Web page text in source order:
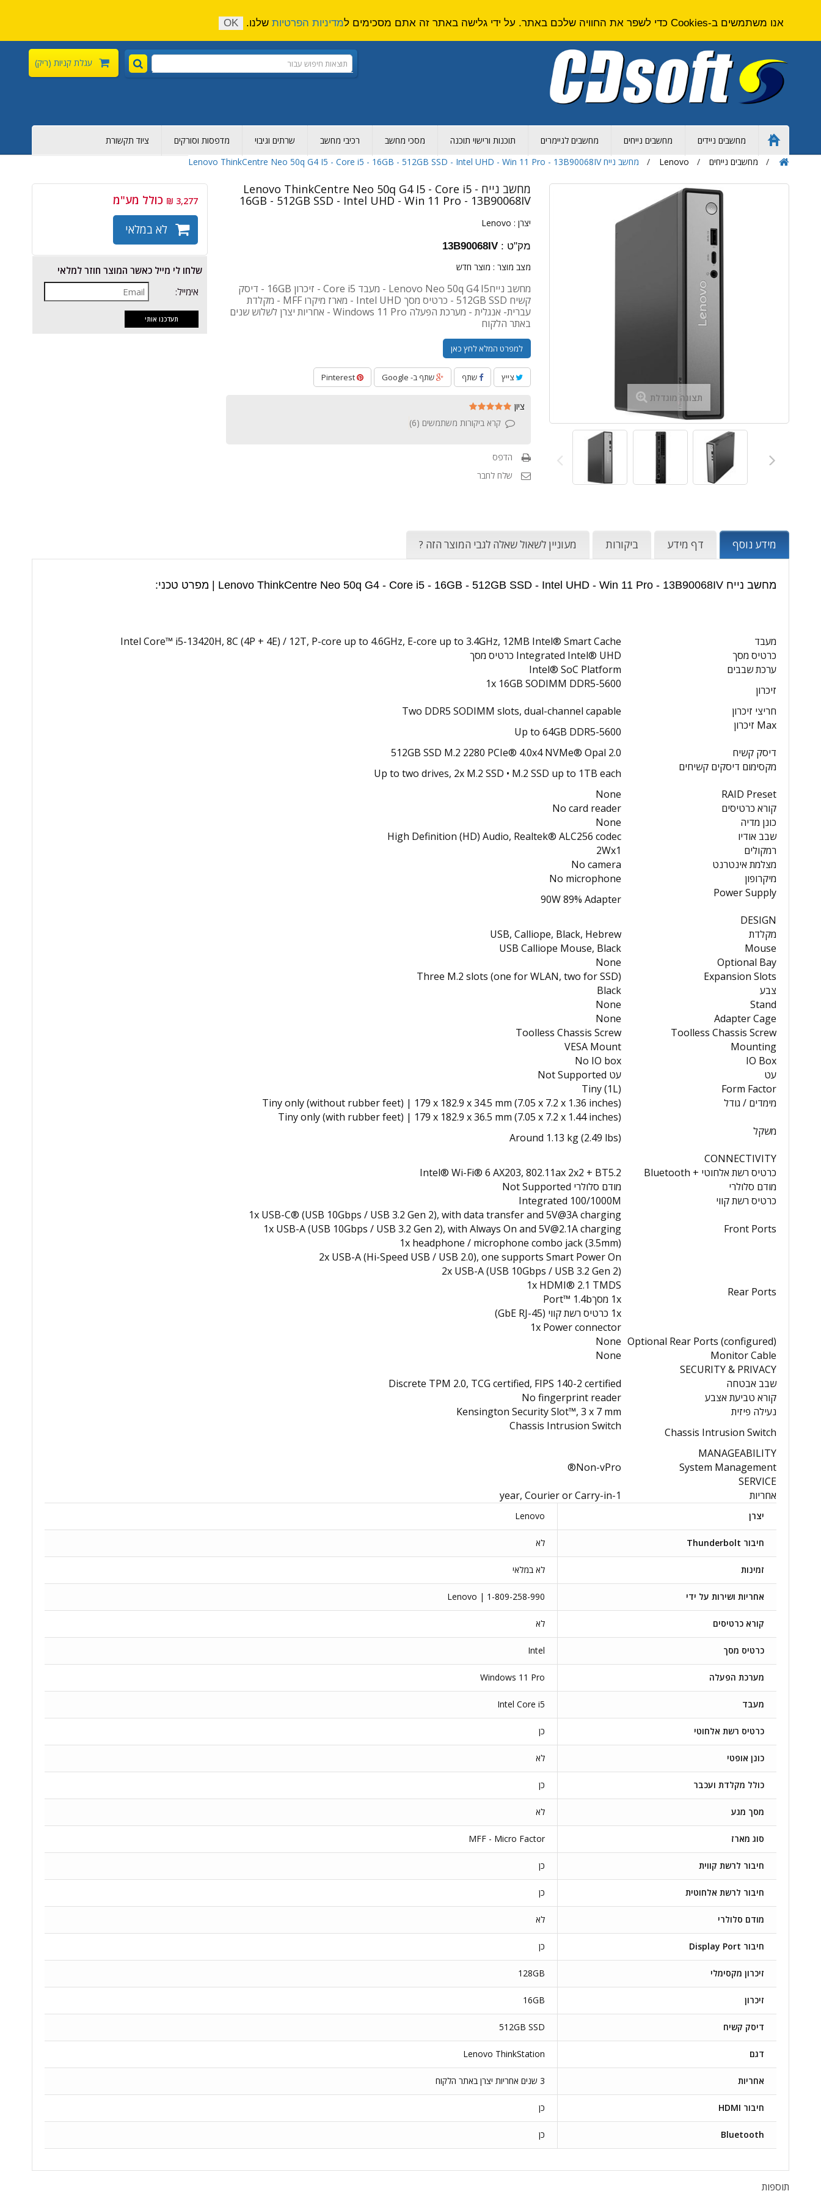
עגלת קניות (ריק)
Home
Page
מחשבים ניידים מחשבים נייחים מחשבים לגיימרים תוכנות ורישוי תוכנה מסכי מחשב רכיבי מחשב שרתים וגיבוי מדפסות וסורקים
ציוד תקשורת
מחשבים נייחים
Lenovo מחשב נייח Lenovo ThinkCentre Neo 50q G4 I5 - Core i5 - 16GB - 512GB SSD - Intel UHD - Win 11 Pro - 13B90068IV
תצוגה מוגדלת
מחשב נייח Lenovo ThinkCentre Neo 50q G4 I5 - Core i5 -
16GB - 512GB SSD - Intel UHD - Win 11 Pro - 13B90068IV
יצרן : Lenovo
מק"ט : 13B90068IV
מצב מוצר : מוצר חדש
מחשב נייחLenovo Neo 50q G4 I5 - מעבד Core i5 - זיכרון 16GB - דיסק
קשיח 512GB SSD - כרטיס מסך Intel UHD - מארז מיקרו MFF - מקלדת
עברית- אנגלית - מערכת הפעלה Windows 11 Pro - אחריות יצרן לשלוש שנים
באתר הלקוח
למפרט המלא לחץ כאן
צייץ שתף שתף ב- Google Pinterest
ציון
קרא ביקורות משתמשים (6
)
הדפס
שלח לחבר
3,277 ₪
כולל מע"מ
לא במלאי
שלחו לי מייל כאשר המוצר חוזר למלאי
אימייל:
מידע נוסף דף מידע ביקורות מעוניין לשאול שאלה לגבי המוצר הזה ?
מחשב נייח Lenovo ThinkCentre Neo 50q G4 - Core i5 - 16GB - 512GB SSD - Intel UHD - Win 11 Pro - 13B90068IV | מפרט טכני:
מעבד
Intel Core™ i5-13420H, 8C (4P + 4E) / 12T, P-core up to 4.6GHz, E-core up to 3.4GHz, 12MB Intel® Smart Cache
כרטיס מסך
Integrated Intel® UHD כרטיס מסך
ערכת שבבים
Intel® SoC Platform
זיכרון
1x 16GB SODIMM DDR5-5600
חריצי זיכרון
Two DDR5 SODIMM slots, dual-channel capable
Max זיכרון
Up to 64GB DDR5-5600
דיסק קשיח
512GB SSD M.2 2280 PCIe® 4.0x4 NVMe® Opal 2.0
מקסימום דיסקים קשיחים
Up to two drives, 2x M.2 SSD • M.2 SSD up to 1TB each
RAID Preset
None
קורא כרטיסים
No card reader
כונן מדיה
None
שבב אודיו
High Definition (HD) Audio, Realtek® ALC256 codec
רמקולים
2Wx1
מצלמת אינטרנט
No camera
מיקרופון
No microphone
Power Supply
90W 89% Adapter
DESIGN
מקלדת
USB, Calliope, Black, Hebrew
Mouse
USB Calliope Mouse, Black
Optional Bay
None
Expansion Slots
Three M.2 slots (one for WLAN, two for SSD)
צבע
Black
Stand
None
Adapter Cage
None
Toolless Chassis Screw
Toolless Chassis Screw
Mounting
VESA Mount
IO Box
No IO box
עט
עט Not Supported
Form Factor
Tiny (1L)
מימדים / גודל
Tiny only (without rubber feet) | 179 x 182.9 x 34.5 mm (7.05 x 7.2 x 1.36 inches)
Tiny only (with rubber feet) | 179 x 182.9 x 36.5 mm (7.05 x 7.2 x 1.44 inches)
משקל
Around 1.13 kg (2.49 lbs)
CONNECTIVITY
כרטיס רשת אלחוטי + Bluetooth
Intel® Wi-Fi® 6 AX203, 802.11ax 2x2 + BT5.2
מודם סלולרי
מודם סלולרי Not Supported
כרטיס רשת קווי
Integrated 100/1000M
Front Ports
1x USB-C® (USB 10Gbps / USB 3.2 Gen 2), with data transfer and 5V@3A charging
1x USB-A (USB 10Gbps / USB 3.2 Gen 2), with Always On and 5V@2.1A charging
1x headphone / microphone combo jack (3.5mm)
Rear Ports
2x USB-A (Hi-Speed USB / USB 2.0), one supports Smart Power On
2x USB-A (USB 10Gbps / USB 3.2 Gen 2)
1x HDMI® 2.1 TMDS
1x מסךPort™ 1.4b
1x כרטיס רשת קווי (GbE RJ-45)
1x Power connector
Optional Rear Ports (configured)
None
Monitor Cable
None
SECURITY & PRIVACY
שבב אבטחה
Discrete TPM 2.0, TCG certified, FIPS 140-2 certified
קורא טביעת אצבע
No fingerprint reader
נעילה פיזית
Kensington Security Slot™, 3 x 7 mm
Chassis Intrusion Switch
Chassis Intrusion Switch
MANAGEABILITY
System Management
Non-vPro®
SERVICE
אחריות
1-year, Courier or Carry-in
יצרן Lenovo
חיבור Thunderbolt לא
זמינות לא במלאי
אחריות ושירות על ידי Lenovo | 1-809-258-990
קורא כרטיסים לא
כרטיס מסך Intel
מערכת הפעלה Windows 11 Pro
מעבד Intel Core i5
כרטיס רשת אלחוטי כן
כונן אופטי לא
כולל מקלדת ועכבר כן
מסך מגע לא
סוג מארז MFF - Micro Factor
חיבור לרשת קווית כן
חיבור לרשת אלחוטית כן
מודם סלולרי לא
חיבור Display Port כן
זיכרון מקסימלי 128GB
זיכרון 16GB
דיסק קשיח 512GB SSD
דגם Lenovo ThinkStation
אחריות 3 שנים אחריות יצרן באתר הלקוח
חיבור HDMI כן
Bluetooth כן
תוספות
אנו משתמשים ב-Cookies כדי לשפר את החוויה שלכם באתר. על ידי גלישה באתר זה אתם מסכימים ל מדיניות הפרטיות שלנו. OK